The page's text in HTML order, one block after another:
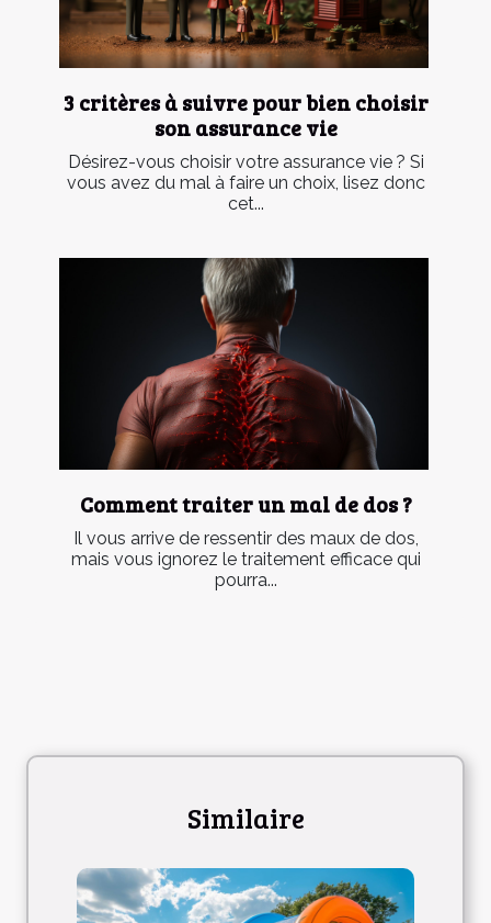
3 critères à suivre pour bien choisir
son assurance vie
Désirez-vous choisir votre assurance vie ? Si
vous avez du mal à faire un choix, lisez donc
cet...
Comment traiter un mal de dos ?
Il vous arrive de ressentir des maux de dos,
mais vous ignorez le traitement efficace qui
pourra...
Similaire